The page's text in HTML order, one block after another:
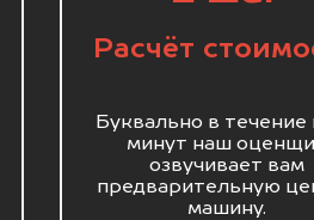
Расчёт
Буквально в течение
минут наш
озвучивает вам
предварительную
машину.